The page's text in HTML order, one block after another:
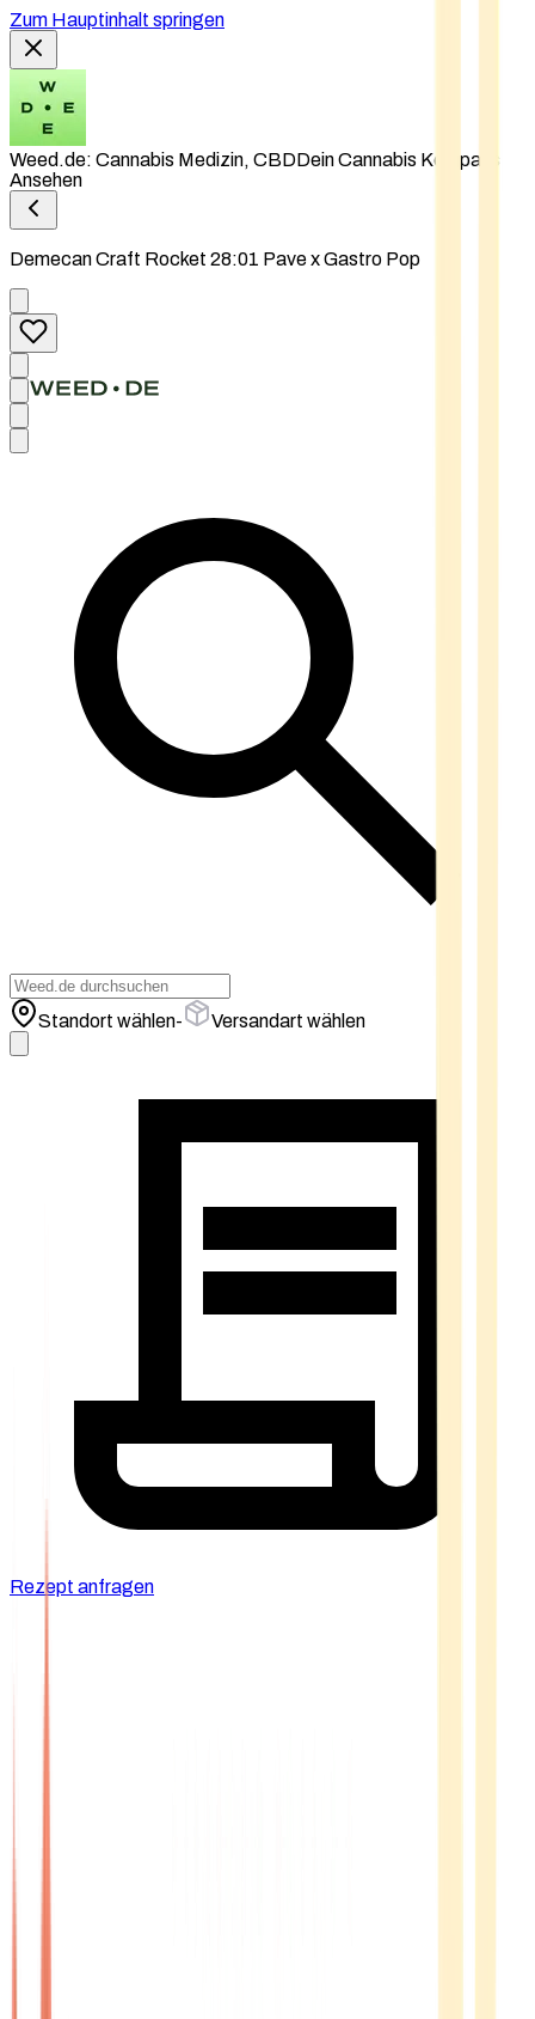
Zum Hauptinhalt springen
Weed.de: Cannabis Medizin, CBDDein Cannabis Kompass
Ansehen
Demecan Craft Rocket 28:01 Pave x Gastro Pop
Standort wählen- Versandart wählen
Rezept anfragen